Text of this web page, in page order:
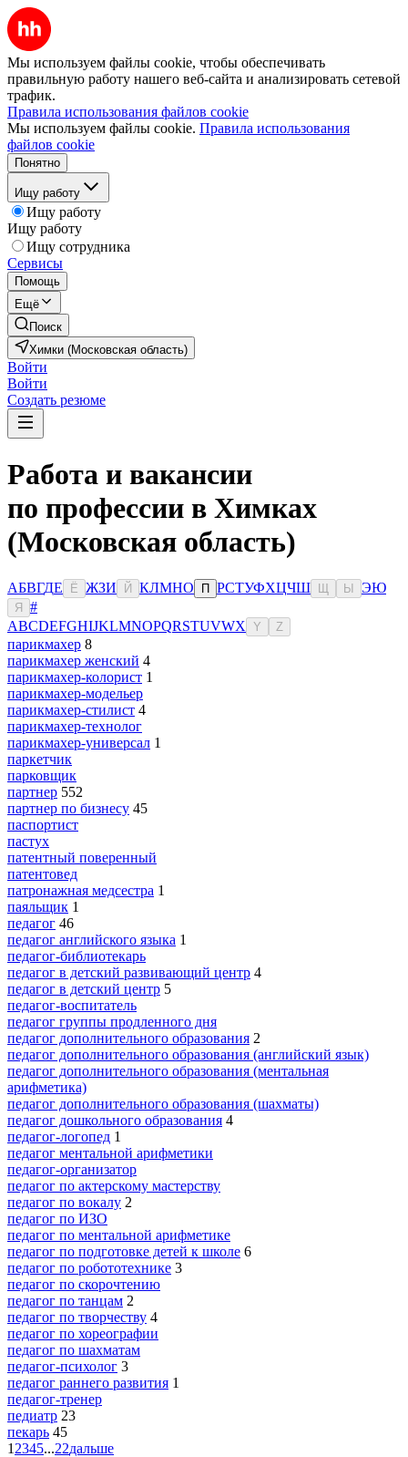
Мы используем файлы cookie, чтобы обеспечивать
правильную работу нашего веб-сайта и анализировать сетевой
трафик.
Правила использования файлов cookie
Мы используем файлы cookie. Правила использования
файлов cookie
Понятно
Ищу работу
Ищу работу
Ищу работу
Ищу сотрудника
Сервисы
Помощь
Ещё
Поиск
Химки (Московская область)
Войти
Войти
Создать резюме
Работа и вакансии
по профессии в Химках
(Московская область)
АБВГДЕ Ё ЖЗИ Й КЛМНО П РСТУФХЦЧШ Ы ЭЮ
Я
#
ABCDEFGHIJKLMNOPQRSTUVWX Y Z
парикмахер 8
парикмахер женский 4
парикмахер-колорист 1
парикмахер-модельер
парикмахер-стилист 4
парикмахер-технолог
парикмахер-универсал 1
паркетчик
парковщик
партнер 552
партнер по бизнесу 45
паспортист
пастух
патентный поверенный
патентовед
патронажная медсестра 1
паяльщик 1
педагог 46
педагог английского языка 1
педагог-библиотекарь
педагог в детский развивающий центр 4
педагог в детский центр 5
педагог-воспитатель
педагог группы продленного дня
педагог дополнительного образования 2
педагог дополнительного образования (английский язык)
педагог дополнительного образования (ментальная
арифметика)
педагог дополнительного образования (шахматы)
педагог дошкольного образования 4
педагог-логопед 1
педагог ментальной арифметики
педагог-организатор
педагог по актерскому мастерству
педагог по вокалу 2
педагог по ИЗО
педагог по ментальной арифметике
педагог по подготовке детей к школе 6
педагог по робототехнике 3
педагог по скорочтению
педагог по танцам 2
педагог по творчеству 4
педагог по хореографии
педагог по шахматам
педагог-психолог 3
педагог раннего развития 1
педагог-тренер
педиатр 23
пекарь 45
1 2345...22дальше